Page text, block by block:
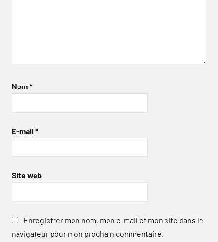
Nom*
E-mail *
Site web
Enregistrer mon nom, mon e-mail et mon site dans le
navigateur pour mon prochain commentaire.